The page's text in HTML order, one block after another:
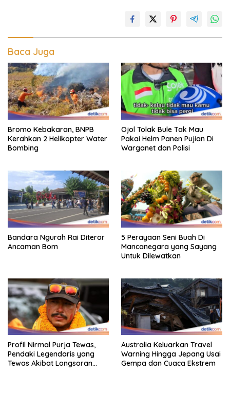
Baca Juga
Bromo Kebakaran, BNPB
Kerahkan 2 Helikopter Water
Bombing
Ojol Tolak Bule Tak Mau
Pakai Helm Panen Pujian Di
Warganet dan Polisi
Bandara Ngurah Rai Diteror
Ancaman Bom
5 Perayaan Seni Buah Di
Mancanegara yang Sayang
Untuk Dilewatkan
Profil Nirmal Purja Tewas,
Pendaki Legendaris yang
Tewas Akibat Longsoran
Australia Keluarkan Travel
Warning Hingga Jepang Usai
Gempa dan Cuaca Ekstrem